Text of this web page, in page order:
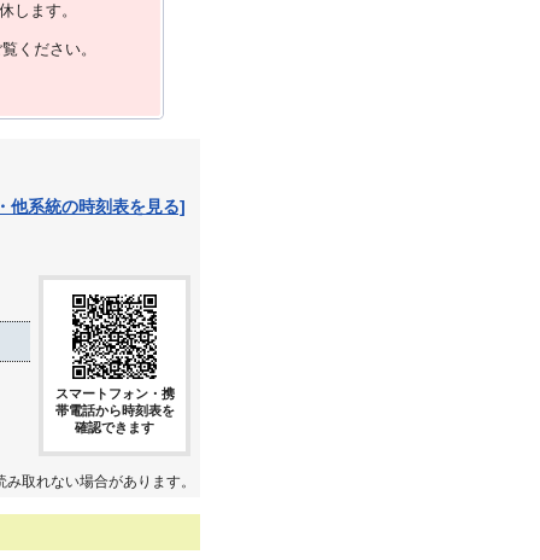
します。
ください。
他系統の時刻表を見る]
スマートフォン・携
帯電話から時刻表を
確認できます
取れない場合があります。